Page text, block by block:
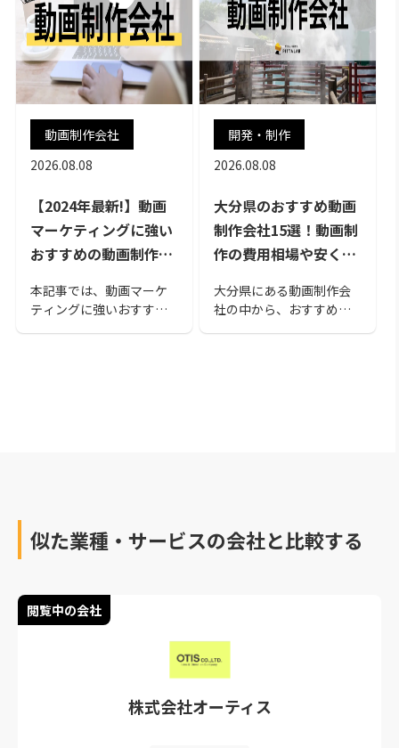
動画制作会社
2026.08.08
【2024年最新!】動画
マーケティングに強い
おすすめの動画制作会
本記事では、動画マーケ
ティングに強いおすすめ
開発・制作
2026.08.08
大分県のおすすめ動画
制作会社15選！動画制
作の費用相場や安く制
も解説
大分県にある動画制作会
社の中から、おすすめを
似た業種・サービスの会社と比較する
閲覧中の会社
株式会社オーティス